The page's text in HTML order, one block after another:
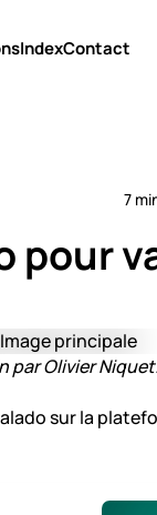
IndexContact
7
pour
par Olivier
sur la